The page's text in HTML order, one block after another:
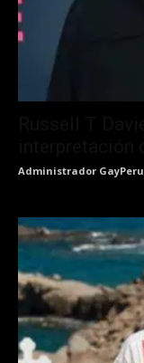
Administrador GayPeru